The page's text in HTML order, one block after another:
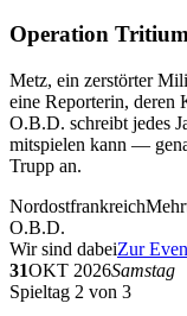
Operation
Metz, ein zerstörter
eine Reporterin, deren
O.B.D. schreibt jedes
mitspielen kann —
Trupp an.
Nordostfrankreich
O.B.D.
Wir sind dabeiZur
31OKT 2026Samstag
Spieltag 2 von 3